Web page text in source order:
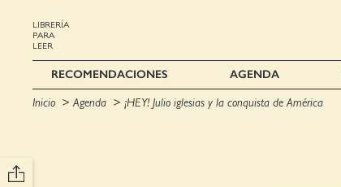
LIBRERÍA
PARA
LEER
RECOMENDACIONES AGENDA
Inicio Agenda ¡HEY! Julio iglesias y la conquista de América